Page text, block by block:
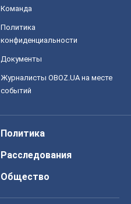
Команда
Политика
конфиденциальности
Документы
Журналисты OBOZ.UA на месте
событий
Политика
Расследования
Общество